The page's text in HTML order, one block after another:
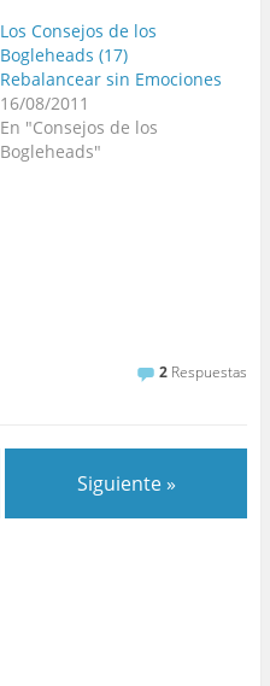
Los Consejos de los
Bogleheads (17)
Rebalancear sin Emociones
16/08/2011
En "Consejos de los
Bogleheads"
2 Respuestas
Siguiente »